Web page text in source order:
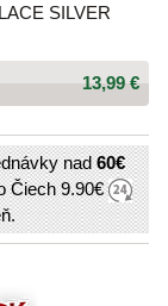
SILVER
13,99 €
nad60€
Čiech9.90€